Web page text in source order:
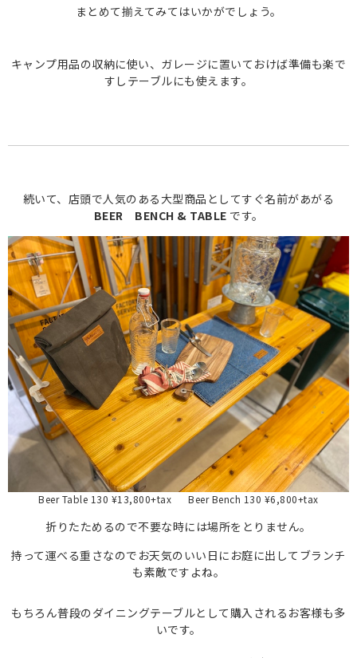
まとめて揃えてみてはいかがでしょう。
キャンプ用品の収納に使い、ガレージに置いておけば準備も楽で
すしテーブルにも使えます。
続いて、店頭で人気のある大型商品としてすぐ名前があがる
BEER BENCH & TABLE です。
Beer Table 130 ¥13,800+tax Beer Bench 130 ¥6,800+tax
折りたためるので不要な時には場所をとりません。
持って運べる重さなのでお天気のいい日にお庭に出してブランチ
も素敵ですよね。
もちろん普段のダイニングテーブルとして購入されるお客様も多
いです。